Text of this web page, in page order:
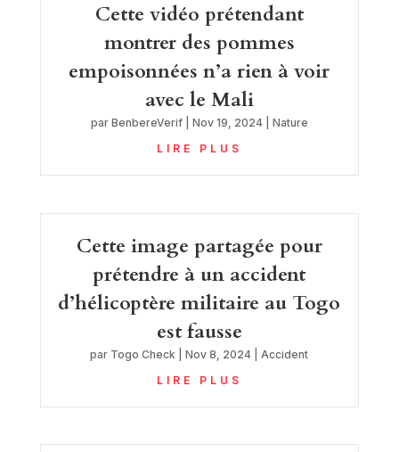
Cette vidéo prétendant
montrer des pommes
empoisonnées n’a rien à voir
avec le Mali
par BenbereVerif| Nov 19, 2024| Nature
LIRE PLUS
Cette image partagée pour
prétendre à un accident
d’hélicoptère militaire au Togo
est fausse
par Togo Check |Nov 8, 2024
Accident
LIRE PLUS